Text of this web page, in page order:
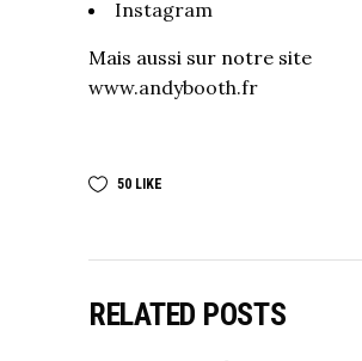
Instagram
Mais aussi sur notre site
www.andybooth.fr
50 LIKE
RELATED POSTS